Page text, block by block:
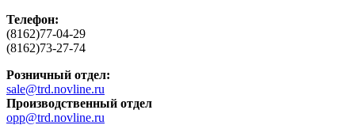
Телефон:
(8162)77-04-29
(8162)73-27-74
Розничный отдел:
sale@trd.novline.ru
Производственный отдел
opp@trd.novline.ru